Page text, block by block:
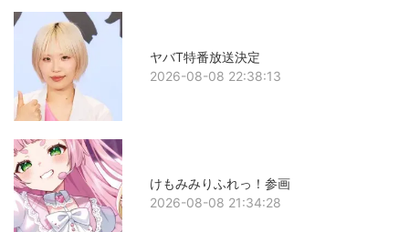
ヤバT特番放送決定
2026-08-08 22:38:13
けもみみりふれっ！参画
2026-08-08 21:34:28